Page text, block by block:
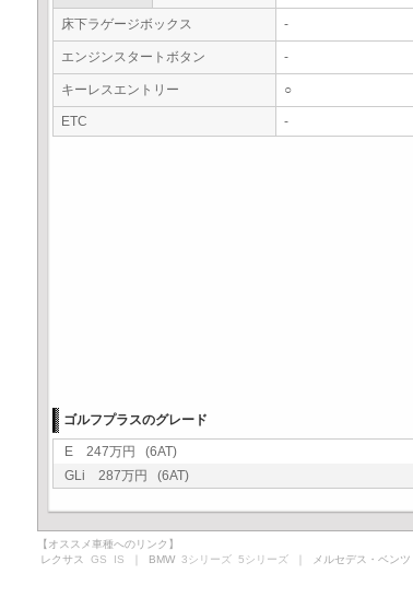
床下ラゲージボックス -
エンジンスタートボタン -
キーレスエントリー ○
ETC -
ゴルフプラスのグレード
E 247万円 (6AT)
GLi 287万円 (6AT)
【オススメ車種へのリンク】
レクサス GS IS ｜ BMW 3シリーズ 5シリーズ ｜ メルセデス・ベンツ